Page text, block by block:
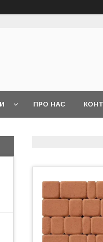
ПРО НАС